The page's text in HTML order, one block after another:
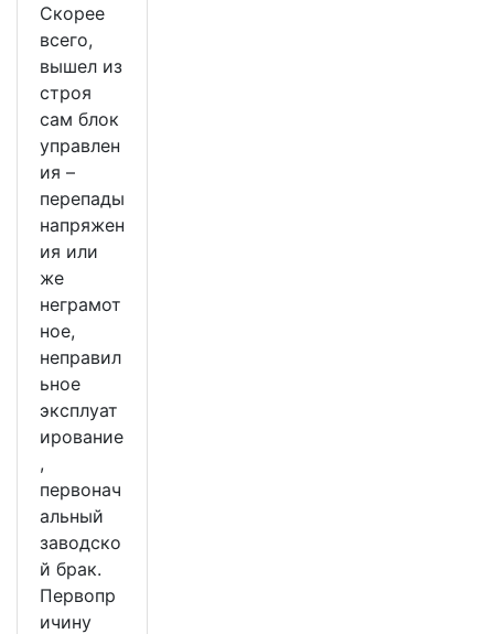
Скорее
всего,
вышел из
строя
сам блок
управлен
ия –
перепады
напряжен
ия или
же
неграмот
ное,
неправил
ьное
эксплуат
ирование
,
первонач
альный
заводско
й брак.
Первопр
ичину